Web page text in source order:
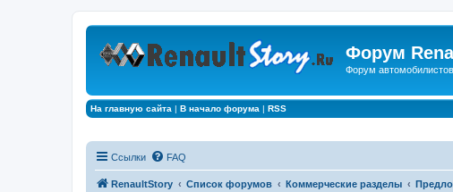
Форум
Форум
На главную сайта | В начало форума | RSS
Ссылки FAQ
RenaultStory Список форумов Коммерческие разделы